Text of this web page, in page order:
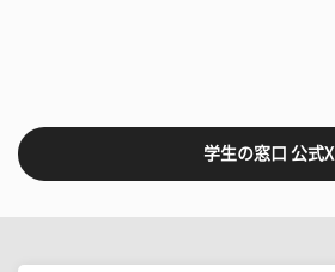
学生の窓口 公式X